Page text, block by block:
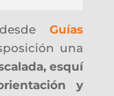
Guías
una
esquí
y